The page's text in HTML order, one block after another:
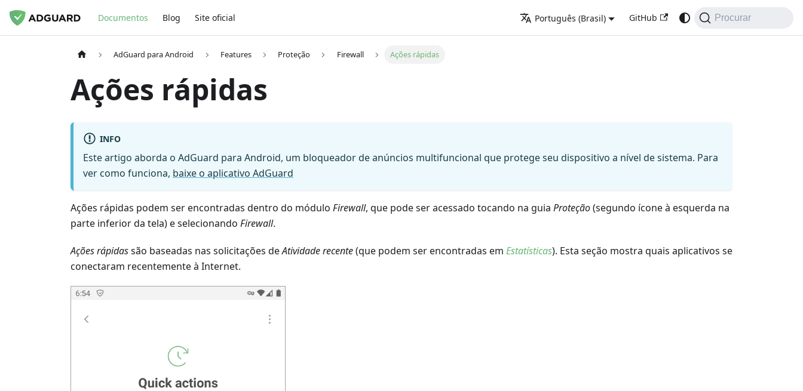
Documentos Blog Site oficial Português (Brasil) GitHub Procurar
AdGuard para Android Features Proteção Firewall Ações rápidas
Ações rápidas
INFO
Este artigo aborda o AdGuard para Android, um bloqueador de anúncios multifuncional que protege seu dispositivo a nível de sistema. Para
ver como funciona, baixe o aplicativo AdGuard
Ações rápidas podem ser encontradas dentro do módulo Firewall, que pode ser acessado tocando na guia Proteção(segundo ícone à esquerda na
parte inferior da tela) e selecionando Firewall.
Ações rápidassão baseadas nas solicitações deAtividade recente(que podem ser encontradas em Estatísticas). Esta seção mostra quais aplicativos se
conectaram recentemente à Internet.